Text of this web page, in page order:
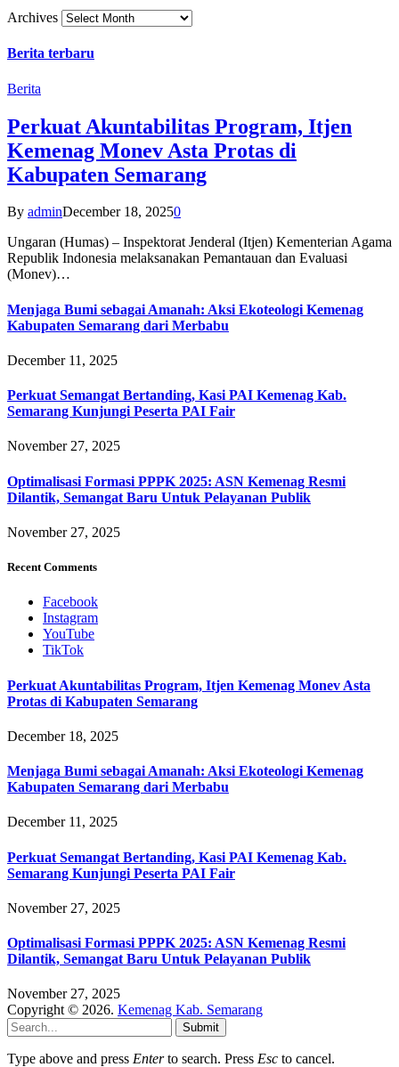
Archives
Berita terbaru
Berita
Perkuat Akuntabilitas Program, Itjen
Kemenag Monev Asta Protas di
Kabupaten Semarang
By adminDecember 18, 20250
Ungaran (Humas) – Inspektorat Jenderal (Itjen) Kementerian Agama
Republik Indonesia melaksanakan Pemantauan dan Evaluasi
(Monev)…
Menjaga Bumi sebagai Amanah: Aksi Ekoteologi Kemenag
Kabupaten Semarang dari Merbabu
December 11, 2025
Perkuat Semangat Bertanding, Kasi PAI Kemenag Kab.
Semarang Kunjungi Peserta PAI Fair
November 27, 2025
Optimalisasi Formasi PPPK 2025: ASN Kemenag Resmi
Dilantik, Semangat Baru Untuk Pelayanan Publik
November 27, 2025
Recent Comments
Facebook
Instagram
YouTube
TikTok
Perkuat Akuntabilitas Program, Itjen Kemenag Monev Asta
Protas di Kabupaten Semarang
December 18, 2025
Menjaga Bumi sebagai Amanah: Aksi Ekoteologi Kemenag
Kabupaten Semarang dari Merbabu
December 11, 2025
Perkuat Semangat Bertanding, Kasi PAI Kemenag Kab.
Semarang Kunjungi Peserta PAI Fair
November 27, 2025
Optimalisasi Formasi PPPK 2025: ASN Kemenag Resmi
Dilantik, Semangat Baru Untuk Pelayanan Publik
November 27, 2025
Copyright © 2026. Kemenag Kab. Semarang
Submit
Type above and press Enterto search. Press Esc to cancel.